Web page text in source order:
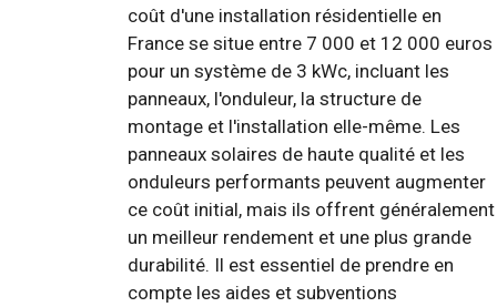
coût d'une installation résidentielle en
France se situe entre 7 000 et 12 000 euros
pour un système de 3 kWc, incluant les
panneaux, l'onduleur, la structure de
montage et l'installation elle-même. Les
panneaux solaires de haute qualité et les
onduleurs performants peuvent augmenter
ce coût initial, mais ils offrent généralement
un meilleur rendement et une plus grande
durabilité. Il est essentiel de prendre en
compte les aides et subventions